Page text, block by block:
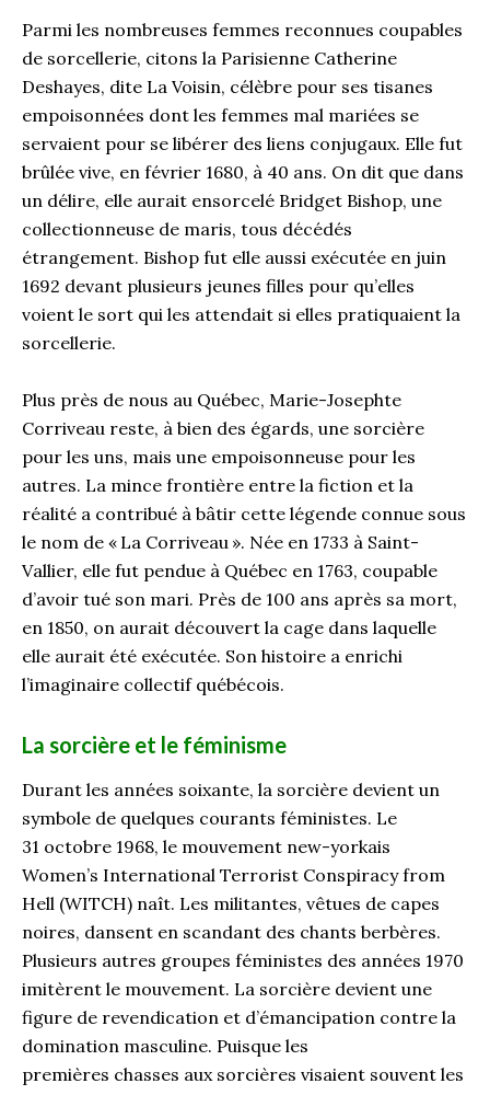
Parmi les nombreuses femmes reconnues coupables
de sorcellerie, citons la Parisienne Catherine
Deshayes, dite La Voisin, célèbre pour ses tisanes
empoisonnées dont les femmes mal mariées se
servaient pour se libérer des liens conjugaux. Elle fut
brûlée vive, en février 1680, à 40 ans. On dit que dans
un délire, elle aurait ensorcelé Bridget Bishop, une
collectionneuse de maris, tous décédés
étrangement. Bishop fut elle aussi exécutée en juin
1692 devant plusieurs jeunes filles pour qu’elles
voient le sort qui les attendait si elles pratiquaient la
sorcellerie.
Plus près de nous au Québec, Marie-Josephte
Corriveau reste, à bien des égards, une sorcière
pour les uns, mais une empoisonneuse pour les
autres. La mince frontière entre la fiction et la
réalité a contribué à bâtir cette légende connue sous
le nom de « La Corriveau ». Née en 1733 à Saint-
Vallier, elle fut pendue à Québec en 1763, coupable
d’avoir tué son mari. Près de 100 ans après sa mort,
en 1850, on aurait découvert la cage dans laquelle
elle aurait été exécutée. Son histoire a enrichi
l’imaginaire collectif québécois.
La sorcière et le féminisme
Durant les années soixante, la sorcière devient un
symbole de quelques courants féministes. Le
31 octobre 1968, le mouvement new-yorkais
Women’s International Terrorist Conspiracy from
Hell (WITCH) naît. Les militantes, vêtues de capes
noires, dansent en scandant des chants berbères.
Plusieurs autres groupes féministes des années 1970
imitèrent le mouvement. La sorcière devient une
figure de revendication et d’émancipation contre la
domination masculine. Puisque les
premières chasses aux sorcières visaient souvent les